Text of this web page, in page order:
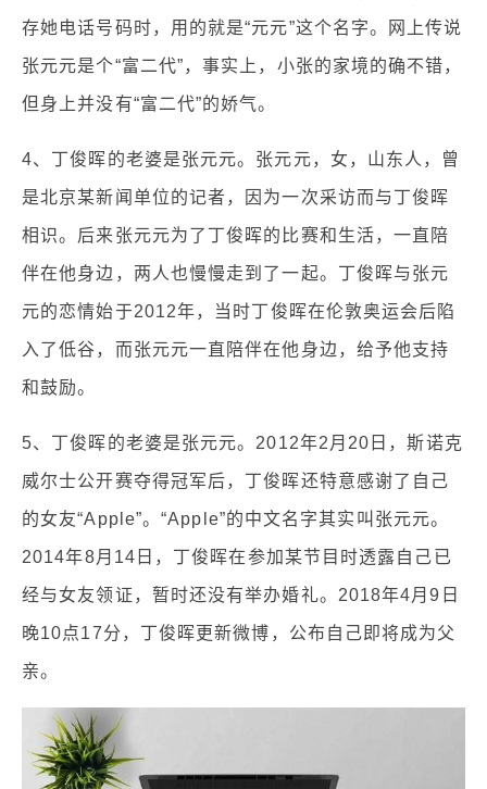
存她电话号码时，用的就是“元元”这个名字。网上传说
张元元是个“富二代”，事实上，小张的家境的确不错，
但身上并没有“富二代”的娇气。
4、丁俊晖的老婆是张元元。张元元，女，山东人，曾
是北京某新闻单位的记者，因为一次采访而与丁俊晖
相识。后来张元元为了丁俊晖的比赛和生活，一直陪
伴在他身边，两人也慢慢走到了一起。丁俊晖与张元
元的恋情始于2012年，当时丁俊晖在伦敦奥运会后陷
入了低谷，而张元元一直陪伴在他身边，给予他支持
和鼓励。
5、丁俊晖的老婆是张元元。2012年2月20日，斯诺克
威尔士公开赛夺得冠军后，丁俊晖还特意感谢了自己
的女友“Apple”。“Apple”的中文名字其实叫张元元。
2014年8月14日，丁俊晖在参加某节目时透露自己已
经与女友领证，暂时还没有举办婚礼。2018年4月9日
晚10点17分，丁俊晖更新微博，公布自己即将成为父
亲。